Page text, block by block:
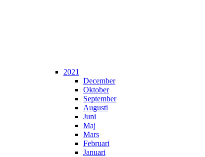
2021
December
Oktober
September
Augusti
Juni
Maj
Mars
Februari
Januari